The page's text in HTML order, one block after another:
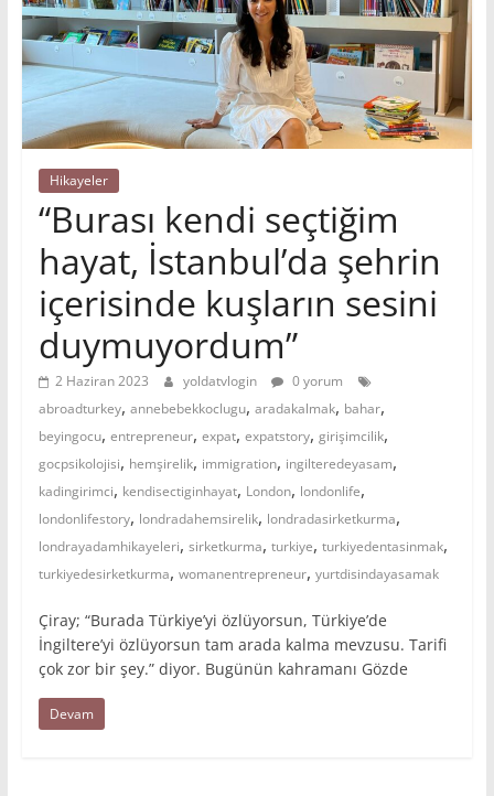
Hikayeler
“Burası kendi seçtiğim
hayat, İstanbul’da şehrin
içerisinde kuşların sesini
duymuyordum”
2 Haziran 2023 yoldatvlogin
0 yorum
abroadturkey, annebebekkoclugu, aradakalmak, bahar,
beyingocu, entrepreneur, expat, expatstory, girişimcilik,
gocpsikolojisi, hemşirelik, immigration, ingilteredeyasam,
kadingirimci, kendisectiginhayat, London, londonlife,
londonlifestory, londradahemsirelik, londradasirketkurma,
londrayadamhikayeleri, sirketkurma, turkiye, turkiyedentasinmak,
turkiyedesirketkurma, womanentrepreneur, yurtdisindayasamak
Çiray; “Burada Türkiye’yi özlüyorsun, Türkiye’de
İngiltere’yi özlüyorsun tam arada kalma mevzusu. Tarifi
çok zor bir şey.” diyor. Bugünün kahramanı Gözde
Devam